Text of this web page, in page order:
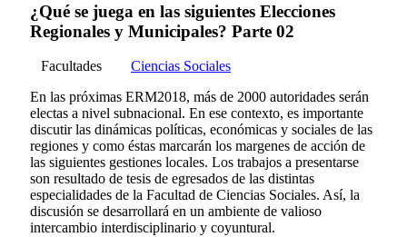
¿Qué se juega en las siguientes Elecciones
Regionales y Municipales? Parte 02
Facultades
Ciencias Sociales
En las próximas ERM2018, más de 2000 autoridades serán
electas a nivel subnacional. En ese contexto, es importante
discutir las dinámicas políticas, económicas y sociales de las
regiones y como éstas marcarán los margenes de acción de
las siguientes gestiones locales. Los trabajos a presentarse
son resultado de tesis de egresados de las distintas
especialidades de la Facultad de Ciencias Sociales. Así, la
discusión se desarrollará en un ambiente de valioso
intercambio interdisciplinario y coyuntural.